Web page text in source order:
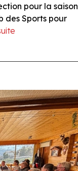
pour la saison
des Sports pour